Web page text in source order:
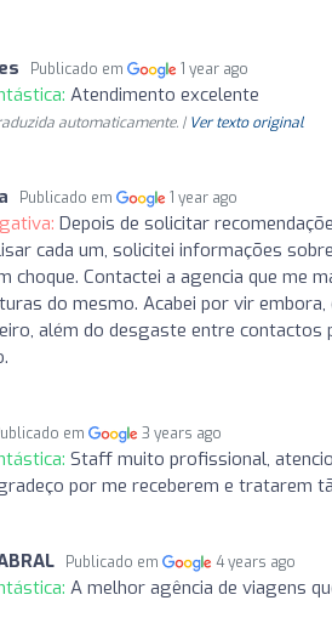
Publicado em 1 year ago
Atendimento excelente
automaticamente. | Ver texto original
Publicado em 1 year ago
Depois de solicitar
cada um, solicitei informações
choque. Contactei a agencia que me
do mesmo. Acabei por vir
além do desgaste entre
em 3 years ago
Staff muito profissional,
por me receberem e tratarem
Publicado em 4 years ago
A melhor agência de viagens